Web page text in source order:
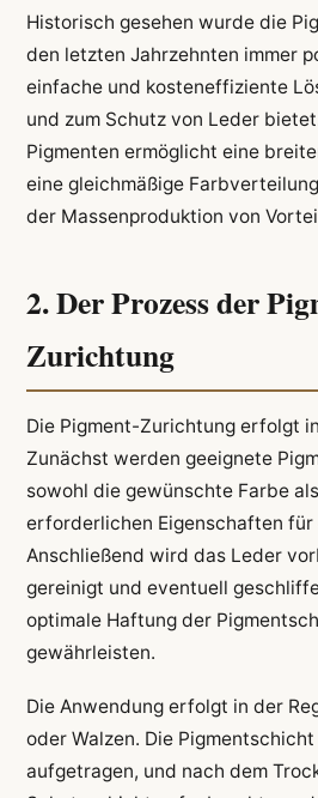
Historisch gesehen wurde die
den letzten Jahrzehnten immer
einfache und kosteneffiziente
und zum Schutz von Leder
Pigmenten ermöglicht eine
eine gleichmäßige
der Massenproduktion von
2. Der Prozess der
Zurichtung
Die Pigment-Zurichtung erfolgt
Zunächst werden geeignete
sowohl die gewünschte Farbe
erforderlichen Eigenschaften für
Anschließend wird das Leder
gereinigt und eventuell
optimale Haftung der
gewährleisten.
Die Anwendung erfolgt in der
oder Walzen. Die
aufgetragen, und nach dem